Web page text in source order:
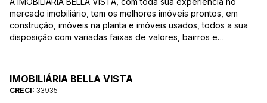
mercado imobiliário, tem os melhores imóveis prontos, em
construção, imóveis na planta e imóveis usados, todos a sua
disposição com variadas faixas de valores, bairros e
ao CRECI-EE – estarão sempre prontos para responder-lhe
todas as suas dúvidas sobre casas, apartamentos, terrenos,
salas comerciais e outros produtos imobiliários.
IMOBILIÁRIA BELLA VISTA
CRECI: 33935